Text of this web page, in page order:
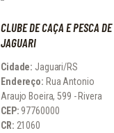
CLUBE DE CAÇA E PESCA DE
JAGUARI
Cidade: Jaguari/RS
Endereço: Rua Antonio
Araujo Boeira, 599 - Rivera
CEP: 97760000
CR: 21060